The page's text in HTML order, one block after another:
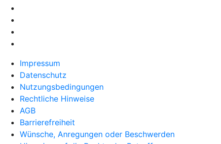
Impressum
Datenschutz
Nutzungsbedingungen
Rechtliche Hinweise
AGB
Barrierefreiheit
Wünsche, Anregungen oder Beschwerden